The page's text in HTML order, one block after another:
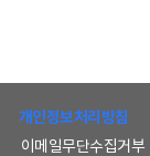
개인정보처리방침
이메일무단수집거부